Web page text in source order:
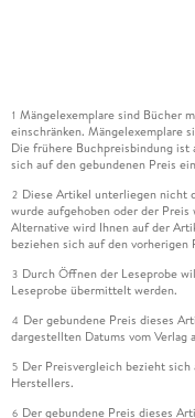
1 Mängelexemplare sind Bücher
einschränken. Mängelexemplare
Die frühere Buchpreisbindung ist
sich auf den gebundenen Preis
2 Diese Artikel unterliegen nicht
wurde aufgehoben oder der
Alternative wird Ihnen auf der
beziehen sich auf den vorherigen
3 Durch Öffnen der Leseprobe
Leseprobe übermittelt werden.
4 Der gebundene Preis dieses
dargestellten Datums vom Verlag
5 Der Preisvergleich bezieht
Herstellers.
6 Der gebundene Preis dieses